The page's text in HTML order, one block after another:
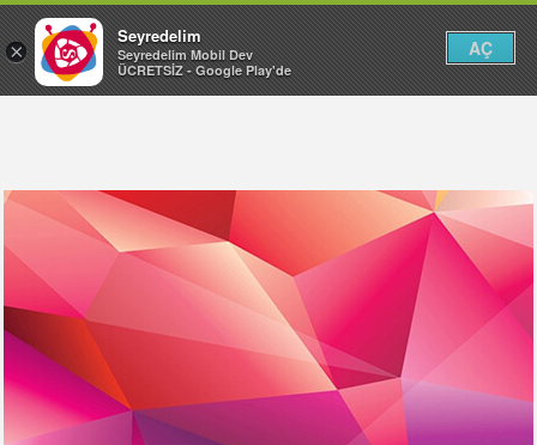
×
Seyredelim
Seyredelim Mobil Dev
ÜCRETSİZ - Google Play'de
AÇ